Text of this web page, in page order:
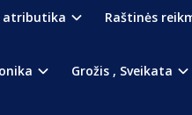
atributika Raštinės
Grožis , Sveikata